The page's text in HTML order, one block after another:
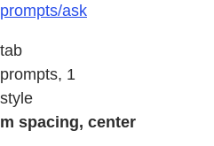
prompts/ask
tab
prompts, 1
style
m spacing, center